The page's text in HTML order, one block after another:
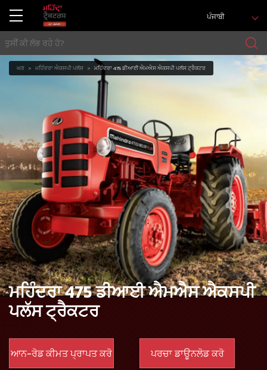
ਪੰਜਾਬੀ
ਘਰ ਮਹਿੰਦਰਾ ਐਕਸਪੀ ਪਲੱਸ ਮਹਿੰਦਰਾ 475 ਡੀਆਈ ਐਮਐਸ ਐਕਸਪੀ ਪਲੱਸ ਟ੍ਰੈਕਟਰ
ਮਹਿੰਦਰਾ 475 ਡੀਆਈ ਐਮਐਸ ਐਕਸਪੀ
ਪਲੱਸ ਟ੍ਰੈਕਟਰ
ਆਨ-ਰੋਡ ਕੀਮਤ ਪ੍ਰਾਪਤ ਕਰੋ ਪਰਚਾ ਡਾਊਨਲੋਡ ਕਰੋ